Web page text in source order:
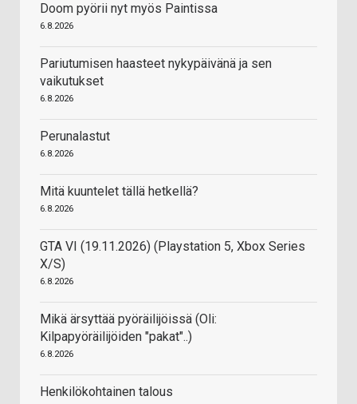
Doom pyörii nyt myös Paintissa
6.8.2026
Pariutumisen haasteet nykypäivänä ja sen
vaikutukset
6.8.2026
Perunalastut
6.8.2026
Mitä kuuntelet tällä hetkellä?
6.8.2026
GTA VI (19.11.2026) (Playstation 5, Xbox Series
X/S)
6.8.2026
Mikä ärsyttää pyöräilijöissä (Oli:
Kilpapyöräilijöiden "pakat"..)
6.8.2026
Henkilökohtainen talous